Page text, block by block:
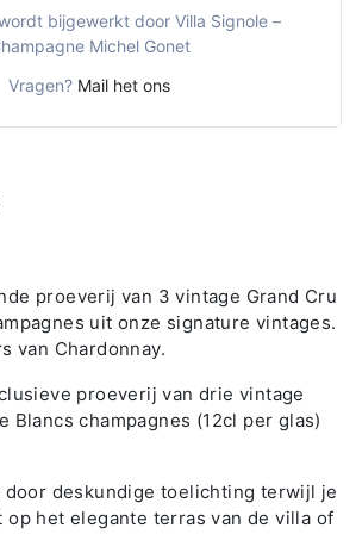
bijgewerkt door Villa Signole –
Michel Gonet
Vragen? Mail het ons
proeverij van 3 vintage Grand Cru
uit onze signature vintages.
van Chardonnay.
proeverij van drie vintage
Blancs champagnes (12cl per glas)
door deskundige toelichting terwijl je
op het elegante terras van de villa of